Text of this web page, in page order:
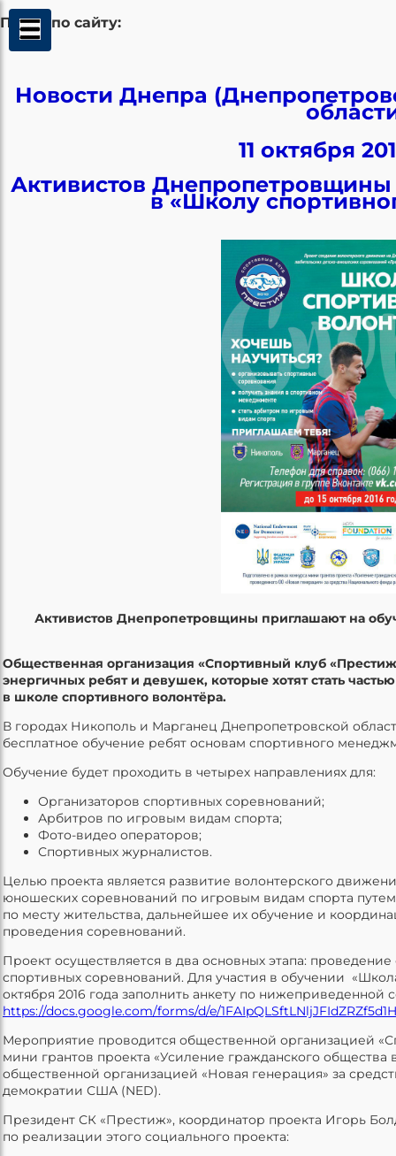
Поиск по сайту:
Новости Днепра
11 октября
Активистов
в «Школу
Активистов Днепропетровщины приглашают на
Общественная организация «Спортивный клуб
энергичных ребят и девушек, которые хотят стать
в школе спортивного волонтёра.
В городах Никополь и Марганец Днепропетровской
бесплатное обучение ребят основам спортивного
Обучение будет проходить в четырех направлениях для:
Организаторов спортивных соревнований;
Арбитров по игровым видам спорта;
Фото-видео операторов;
Спортивных журналистов.
Целью проекта является развитие волонтерского
юношеских соревнований по игровым видам спорта
по месту жительства, дальнейшее их обучение и
проведения соревнований.
Проект осуществляется в два основных этапа:
спортивных соревнований. Для участия в обучении
октября 2016 года заполнить анкету по нижеприведенной
https://docs.google.com/forms/d/e/
Мероприятие проводится общественной организацией
мини грантов проекта «Усиление гражданского
общественной организацией «Новая генерация» за
демократии США (NED).
Президент СК «Престиж», координатор проекта Игорь
по реализации этого социального проекта: